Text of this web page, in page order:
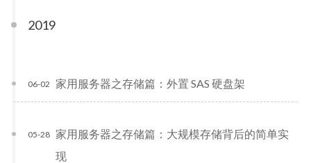
2019
家用服务器之存储篇：外置 SAS 硬盘架
06-02
家用服务器之存储篇：大规模存储背后的简单实
现
05-28